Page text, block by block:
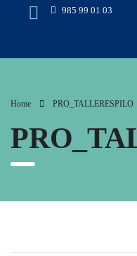
985 99 01 03
Home PRO_TALLERESPILO